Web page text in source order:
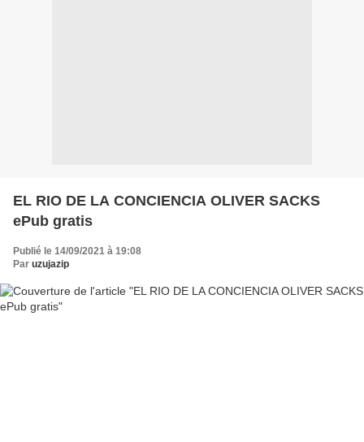
EL RIO DE LA CONCIENCIA OLIVER SACKS
ePub gratis
Publié le 14/09/2021 à 19:08
Par uzujazip